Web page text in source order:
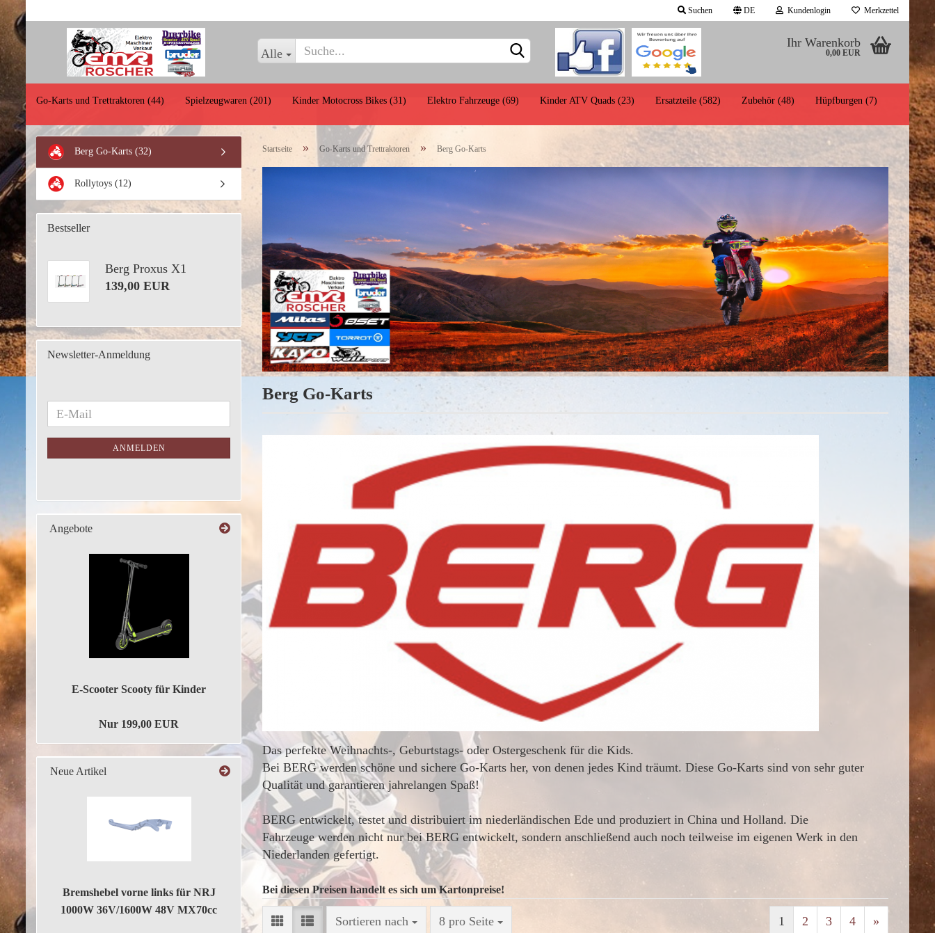
Suchen DE
Sprache auswählen
Lieferland
Kundenlogin
Passwort vergessen?
Merkzettel
Alle
Ihr Warenkorb
0,00 EUR
Go-Karts und Trettraktoren (44) Spielzeugwaren (201)
Baufahrzeuge
Forstwirtschaftsgeräte
Baufahrzeuge
Forstwirtschaftsgeräte
Zubehör
Kinder Motocross Bikes (31) Elektro Fahrzeuge (69) Kinder ATV Quads (23) Ersatzteile (582)
Antrieb/Kette/Anbauteile
Bremsen/Seile/Hebel/Griffe
Elektronik/Zündung/Beleuchtung
Motorteile/Tankteile
Zubehör (48) Hüpfburgen (7)
Startseite » Go-Karts und Trettraktoren » Berg Go-Karts
Berg Go-Karts
Das perfekte Weihnachts-, Geburtstags- oder Ostergeschenk für die Kids.
Bei BERG werden schöne und sichere Go-Karts her, von denen jedes Kind träumt. Diese Go-Karts sind von sehr guter
Qualität und garantieren jahrelangen Spaß!
BERG entwickelt, testet und distribuiert im niederländischen Ede und produziert in China und Holland. Die
Fahrzeuge werden nicht nur bei BERG entwickelt, sondern anschließend auch noch teilweise im eigenen Werk in den
Niederlanden gefertigt.
Bei diesen Preisen handelt es sich um Kartonpreise!
Sortieren nach 8 pro Seite 1 2 3 4 »
Berg Go-Karts (32)
Rollytoys (12)
Bestseller
Berg Proxus X1
139,00 EUR
Newsletter-Anmeldung
ANMELDEN
Angebote
E-Scooter Scooty für Kinder
Nur 199,00 EUR
Neue Artikel
Bremshebel vorne links für NRJ
1000W 36V/1600W 48V MX70cc